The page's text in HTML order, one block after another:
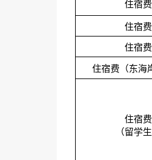
住宿费
住宿费
住宿费
住宿费（东海
住宿费
（留学